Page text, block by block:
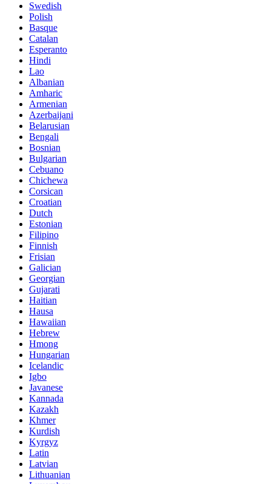
Swedish
Polish
Basque
Catalan
Esperanto
Hindi
Lao
Albanian
Amharic
Armenian
Azerbaijani
Belarusian
Bengali
Bosnian
Bulgarian
Cebuano
Chichewa
Corsican
Croatian
Dutch
Estonian
Filipino
Finnish
Frisian
Galician
Georgian
Gujarati
Haitian
Hausa
Hawaiian
Hebrew
Hmong
Hungarian
Icelandic
Igbo
Javanese
Kannada
Kazakh
Khmer
Kurdish
Kyrgyz
Latin
Latvian
Lithuanian